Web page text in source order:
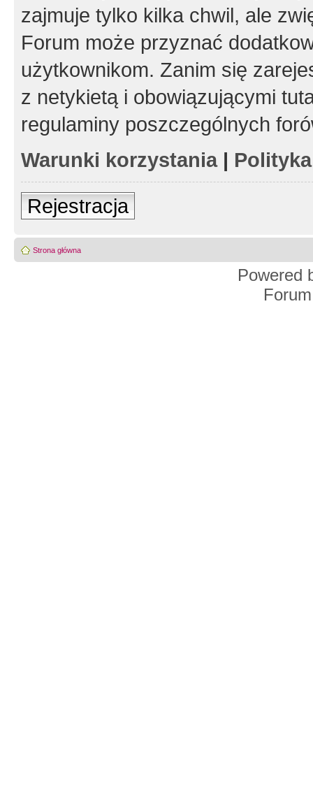
zajmuje tylko kilka chwil, ale
Forum może przyznać
użytkownikom. Zanim się
z netykietą i obowiązującymi
regulaminy poszczególnych
Warunki korzystania|
Rejestracja
Strona główna
Powered